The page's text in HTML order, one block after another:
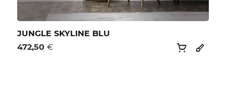
JUNGLE SKYLINE BLU
472,50€